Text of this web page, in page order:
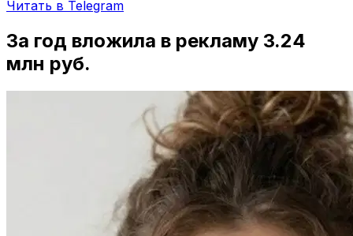
Читать в Telegram
За год вложила в рекламу 3.24
млн руб.